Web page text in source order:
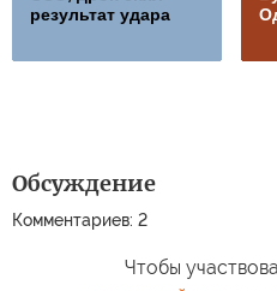
результат удара
Обсуждение
Комментариев: 2
Чтобы